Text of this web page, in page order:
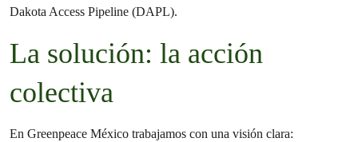
La solución: la acción
colectiva
En Greenpeace México trabajamos con una visión clara: